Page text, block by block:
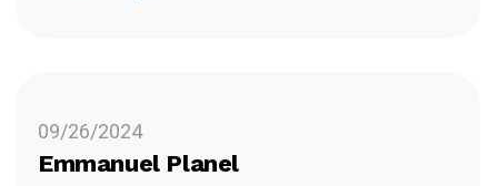
09/26/2024
Emmanuel Planel